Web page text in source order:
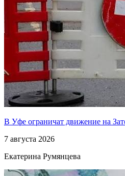
В Уфе ограничат движение на
7 августа 2026
Екатерина Румянцева